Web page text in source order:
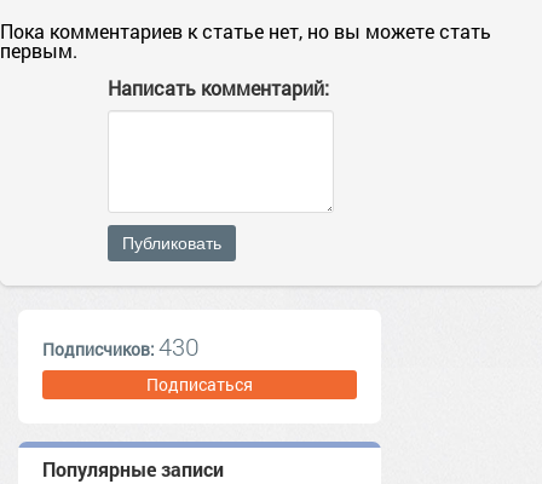
Пока комментариев к статье нет, но вы можете стать
первым.
Написать комментарий:
Публиковать
Подписчиков: 430
Подписаться
Популярные записи